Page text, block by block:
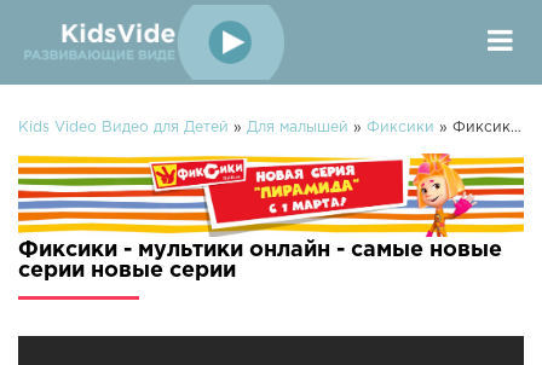
Kids Video Видео для Детей » Для малышей » Фиксики » Фиксики - мультики онлайн - самые новые серии
Фиксики - мультики онлайн - самые новые
серии новые серии